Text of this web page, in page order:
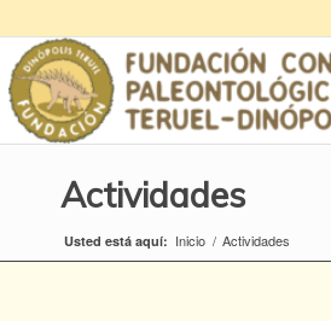
Actividades
Usted está aquí: Inicio / Actividades